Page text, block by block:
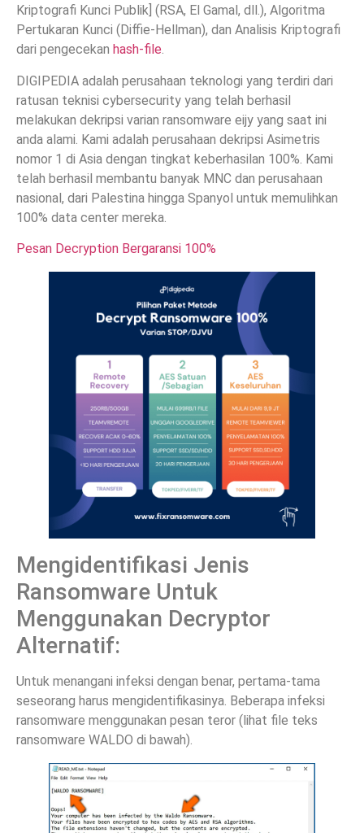
Kriptografi Kunci Publik] (RSA, El Gamal, dll.), Algoritma
Pertukaran Kunci (Diffie-Hellman), dan Analisis Kriptografi
dari pengecekan hash-file.
DIGIPEDIA adalah perusahaan teknologi yang terdiri dari
ratusan teknisi cybersecurity yang telah berhasil
melakukan dekripsi varian ransomware eijy yang saat ini
anda alami. Kami adalah perusahaan dekripsi Asimetris
nomor 1 di Asia dengan tingkat keberhasilan 100%. Kami
telah berhasil membantu banyak MNC dan perusahaan
nasional, dari Palestina hingga Spanyol untuk memulihkan
100% data center mereka.
Pesan Decryption Bergaransi 100%
Mengidentifikasi Jenis
Ransomware Untuk
Menggunakan Decryptor
Alternatif:
Untuk menangani infeksi dengan benar, pertama-tama
seseorang harus mengidentifikasinya. Beberapa infeksi
ransomware menggunakan pesan teror (lihat file teks
ransomware WALDO di bawah).